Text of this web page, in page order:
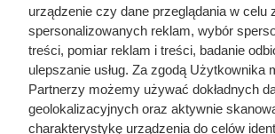
Doprowadził do śmierci
liczby ludzi niż Hitler i
razem wzięci. Mimo to
jako bohatera
urządzenie czy dane przeglądania w celu
spersonalizowanych reklam, wybór
treści, pomiar reklam i treści, badanie
ulepszanie usług. Za zgodą Użytkownika
Partnerzy możemy używać dokładnych
geolokalizacyjnych oraz aktywnie
charakterystykę urządzenia do celów